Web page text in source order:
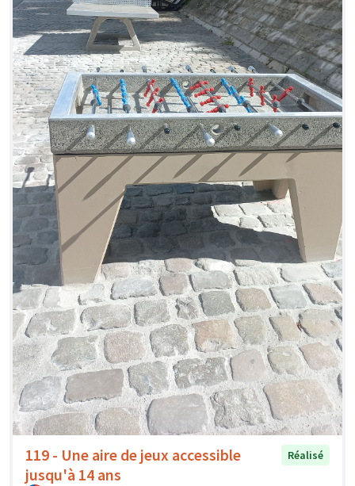
119 - Une aire de jeux accessible
jusqu'à 14 ans
Réalisé